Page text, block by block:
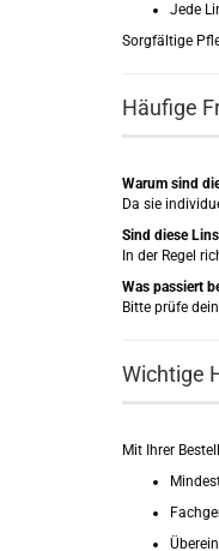
Jede
Sorgfältige
Häufige
Warum sind
Da sie
Sind diese
In der Regel
Was passiert
Bitte prüfe
Wichtige
Mit Ihrer